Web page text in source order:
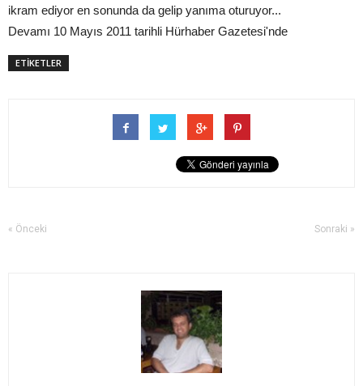
ikram ediyor en sonunda da gelip yanıma oturuyor...
Devamı 10 Mayıs 2011 tarihli Hürhaber Gazetesi'nde
ETİKETLER
« Önceki Sonraki »